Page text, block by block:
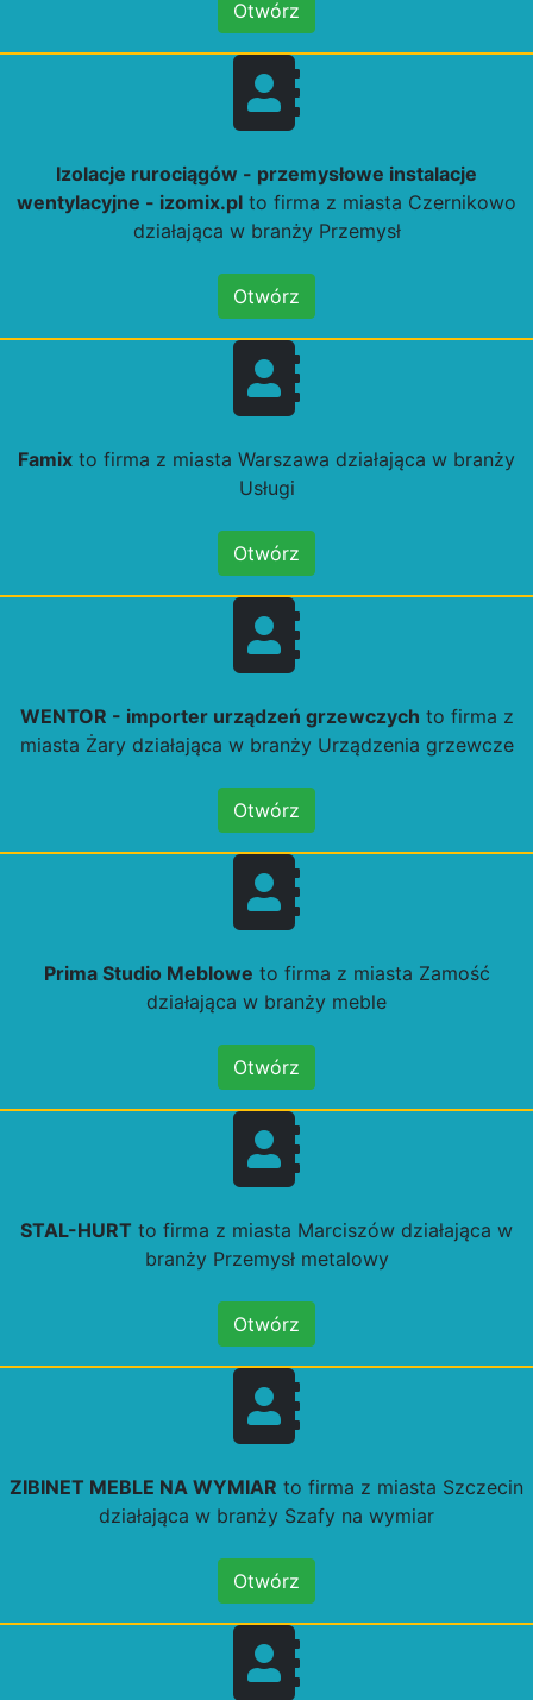
Otwórz
Izolacje rurociągów - przemysłowe instalacje
wentylacyjne - izomix.pl to firma z miasta Czernikowo
działająca w branży Przemysł
Otwórz
Famix to firma z miasta Warszawa działająca w branży
Usługi
Otwórz
WENTOR - importer urządzeń grzewczych to firma z
miasta Żary działająca w branży Urządzenia grzewcze
Otwórz
Prima Studio Meblowe to firma z miasta Zamość
działająca w branży meble
Otwórz
STAL-HURT to firma z miasta Marciszów działająca w
branży Przemysł metalowy
Otwórz
ZIBINET MEBLE NA WYMIAR to firma z miasta Szczecin
działająca w branży Szafy na wymiar
Otwórz